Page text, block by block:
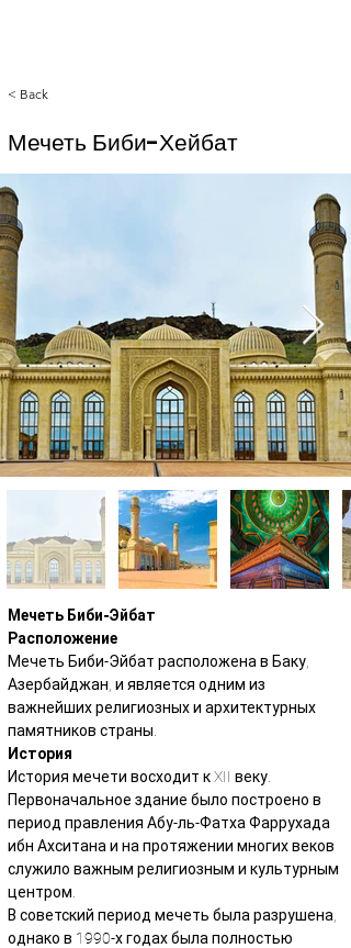
< Back
Мечеть Биби-Хейбат
Мечеть Биби-Эйбат
Расположение
Мечеть Биби-Эйбат расположена в Баку,
Азербайджан, и является одним из
важнейших религиозных и архитектурных
памятников страны.
История
История мечети восходит к XII веку.
Первоначальное здание было построено в
период правления Абу-ль-Фатха Фаррухада
ибн Ахситана и на протяжении многих веков
служило важным религиозным и культурным
центром.
В советский период мечеть была разрушена,
однако в 1990-х годах была полностью